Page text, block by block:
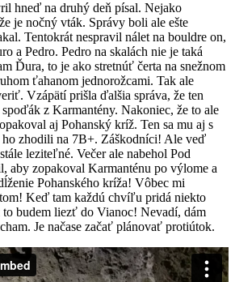
hneď na druhý deň písal. Nejako
je nočný vták. Správy boli ale ešte
Tentokrát nespravil nálet na bouldre on,
a Pedro. Pedro na skalách nie je taká
Ďura, to je ako stretnúť čerta na snežnom
ťahanom jednorožcami. Tak ale
Vzápätí prišla ďalšia správa, že ten
z Karmantény. Nakoniec, že to ale
aj Pohanský kríž. Ten sa mu aj s
zhodili na 7B+. Záškodníci! Ale veď
leziteľné. Večer ale nabehol Pod
aby zopakoval Karmanténu po výlome a
Pohanského kríža! Vôbec mi
Keď tam každú chvíľu pridá niekto
to budem liezť do Vianoc! Nevadí, dám
Je načase začať plánovať protiútok.